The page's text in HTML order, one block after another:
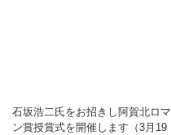
石坂浩二氏をお招きし阿賀北ロマ
ン賞授賞式を開催します（3月19